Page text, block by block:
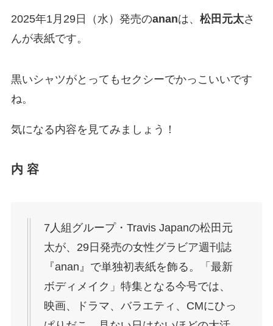
2025年1月29日（水）発売のananは、 松田元太さ
んが表紙です。
黒いシャツがとってもセクシーでかっこいいです
ね。
気になる内容を見てみましょう！
内 容
7人組グループ・Travis Japanの松田元
太が、29日発売の女性グラビア週刊誌
『anan』で単独初表紙を飾る。「最新
ボディメイク」特集となる今号では、
映画、ドラマ、バラエティ、CMにひっ